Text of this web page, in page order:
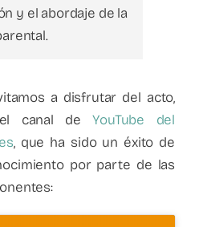
y el abordaje de la
a disfrutar del acto,
canal deYouTube del
, que ha sido un éxito de
por parte de las